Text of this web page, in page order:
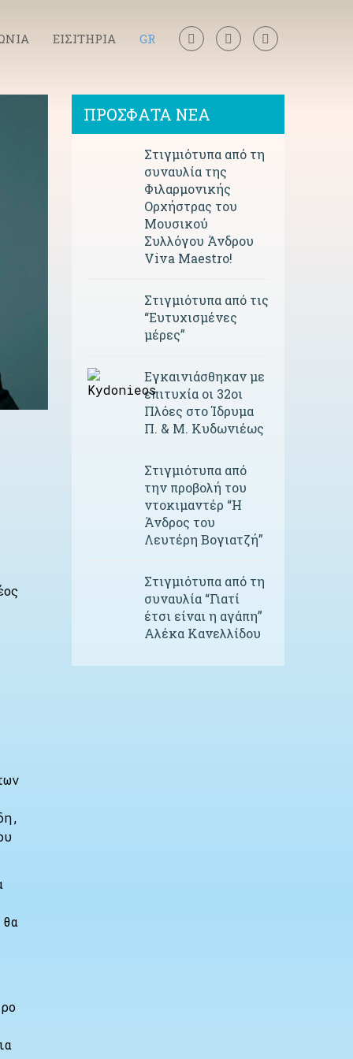
ΕΙΣΙΤΗΡΙΑ GR
ΠΡΟΣΦΑΤΑ ΝΕΑ
Στιγμιότυπα από τη
συναυλία της
Φιλαρμονικής
Ορχήστρας του
Μουσικού
Συλλόγου Άνδρου
Viva Maestro!
Στιγμιότυπα από τις
“Ευτυχισμένες
μέρες”
Εγκαινιάσθηκαν με
επιτυχία οι 32οι
Πλόες στο Ίδρυμα
Π. & Μ. Κυδωνιέως
Στιγμιότυπα από
την προβολή του
ντοκιμαντέρ “Η
Άνδρος του
Λευτέρη Βογιατζή”
Στιγμιότυπα από τη
συναυλία “Γιατί
έτσι είναι η αγάπη”
Αλέκα Κανελλίδου